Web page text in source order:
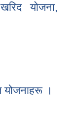
खरिद योजना,
।